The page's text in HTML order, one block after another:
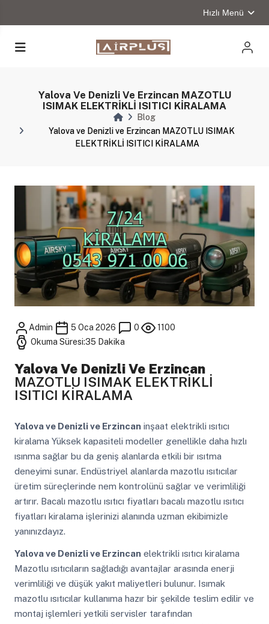
Hızlı Menü
Yalova Ve Denizli Ve Erzincan MAZOTLU
ISIMAK ELEKTRİKLİ ISITICI KİRALAMA
Blog
Yalova ve Denizli ve Erzincan MAZOTLU ISIMAK
ELEKTRİKLİ ISITICI KİRALAMA
Admin 5 Oca 2026 0
1100
Okuma Süresi:35 Dakika
Yalova Ve Denizli Ve Erzincan
MAZOTLU ISIMAK ELEKTRİKLİ
ISITICI KİRALAMA
Yalova ve Denizli ve Erzincaninşaat elektrikli ısıtıcı
kiralama Yüksek kapasiteli modeller genellikle daha hızlı
ısınma sağlar bu da geniş alanlarda etkili bir ısıtma
deneyimi sunar. Endüstriyel alanlarda mazotlu ısıtıcılar
üretim süreçlerinde nem kontrolünü sağlar ve verimliliği
artırır. Bacalı mazotlu ısıtıcı fiyatları bacalı mazotlu ısıtıcı
fiyatları kiralama işlerinizi alanında uzman ekibimizle
yanınızdayız.
Yalova ve Denizli ve Erzincanelektrikli ısıtıcı kiralama
Mazotlu ısıtıcıların sağladığı avantajlar arasında enerji
verimliliği ve düşük yakıt maliyetleri bulunur. Isımak
mazotlu ısıtıcılar kullanıma hazır bir şekilde teslim edilir ve
montaj işlemleri yetkili servisler tarafından